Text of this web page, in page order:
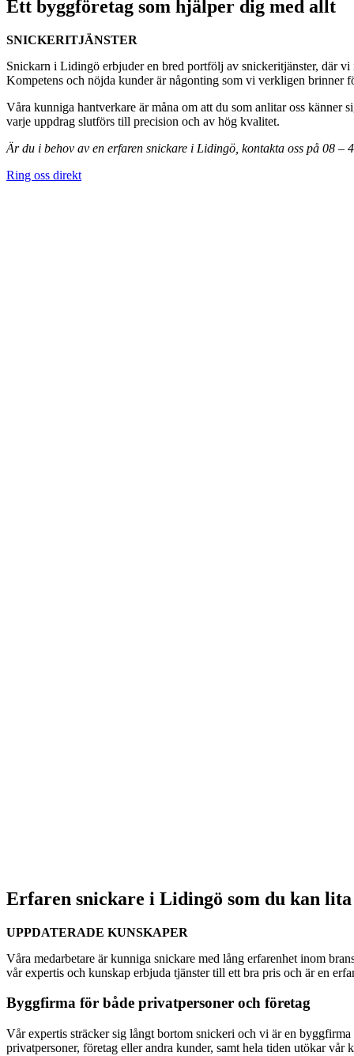
Ett byggföretag som hjälper dig med allt
SNICKERITJÄNSTER
Snickarn i Lidingö erbjuder en bred portfölj av snickeritjänster, där
Kompetens och nöjda kunder är någonting som vi verkligen brinner
Våra kunniga hantverkare är måna om att du som anlitar oss känner
varje uppdrag slutförs till precision och av hög kvalitet.
Är du i behov av en erfaren snickare i Lidingö, kontakta oss på 08 –
Ring oss direkt
Erfaren snickare i Lidingö som du kan lita
UPPDATERADE KUNSKAPER
Våra medarbetare är kunniga snickare med lång erfarenhet inom
vår expertis och kunskap erbjuda tjänster till ett bra pris och är en
Byggfirma för både privatpersoner och företag
Vår expertis sträcker sig långt bortom snickeri och vi är en
privatpersoner, företag eller andra kunder, samt hela tiden utökar vår